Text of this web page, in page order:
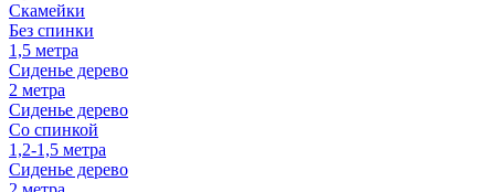
Скамейки
Без спинки
1,5 метра
Сиденье дерево
2 метра
Сиденье дерево
Со спинкой
1,2-1,5 метра
Сиденье дерево